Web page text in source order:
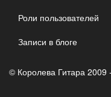
Роли пользователей
Записи в блоге
© Королева Гитара